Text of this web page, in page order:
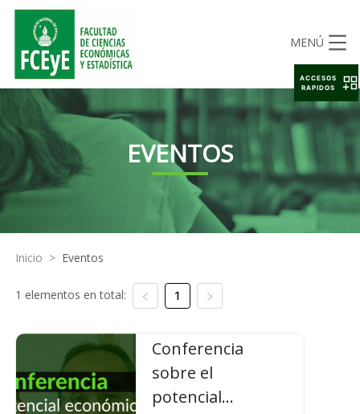
MENÚ
EVENTOS
Inicio > Eventos
1 elementos en total: 1
Conferencia
sobre el
potencial...
ACCESOS
RAPIDOS